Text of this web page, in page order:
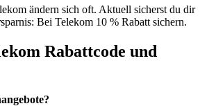
ändern sich oft. Aktuell sicherst du dir
Bei Telekom 10 % Rabatt sichern.
Rabattcode und